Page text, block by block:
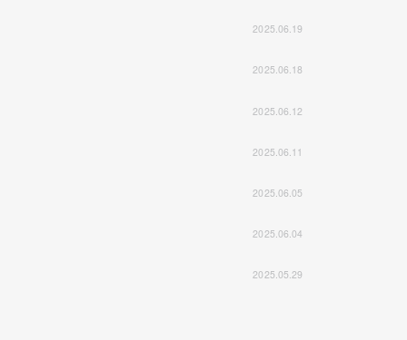
2025.06.19
2025.06.18
2025.06.12
2025.06.11
2025.06.05
2025.06.04
2025.05.29